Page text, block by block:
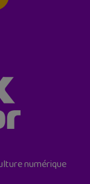
numérique